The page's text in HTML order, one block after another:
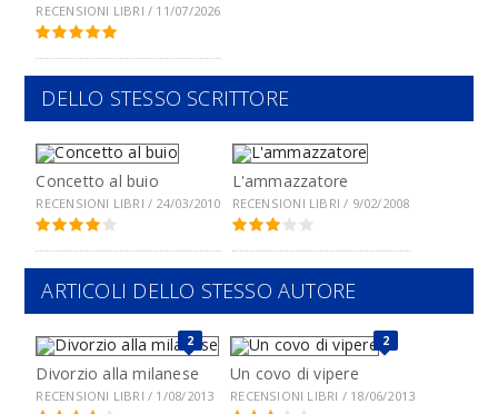
RECENSIONI LIBRI / 11/07/2026
DELLO STESSO SCRITTORE
Concetto al buio
RECENSIONI LIBRI / 24/03/2010
L'ammazzatore
RECENSIONI LIBRI / 9/02/2008
ARTICOLI DELLO STESSO AUTORE
2
Divorzio alla milanese
RECENSIONI LIBRI / 1/08/2013
2
Un covo di vipere
RECENSIONI LIBRI / 18/06/2013